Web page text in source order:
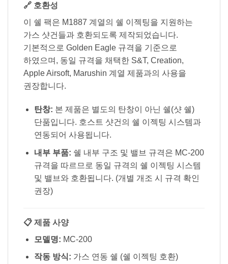
🔗 호환성
이 쉘 팩은 M1887 계열의 쉘 이젝팅을 지원하는
가스 샷건들과 호환되도록 제작되었습니다.
기본적으로 Golden Eagle 규격을 기준으로
하였으며, 동일 규격을 채택한 S&T, Creation,
Apple Airsoft, Marushin 계열 제품과의 사용을
권장합니다.
탄창: 본 제품은 별도의 탄창이 아닌 쉘(샷 쉘)
단품입니다. 호스트 샷건의 쉘 이젝팅 시스템과
연동되어 사용됩니다.
내부 부품: 쉘 내부 구조 및 밸브 규격은 MC-200
규격을 따르므로 동일 규격의 쉘 이젝팅 시스템
및 밸브와 호환됩니다. (개별 개조 시 규격 확인
권장)
📋 제품 사양
모델명: MC-200
작동 방식: 가스 연동 쉘 (쉘 이젝팅 호환)